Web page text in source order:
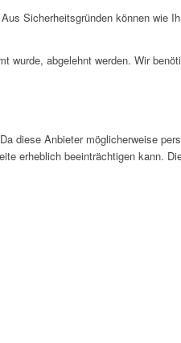
Sicherheitsgründen können wie
abgelehnt werden. Wir
diese Anbieter möglicherweise
erheblich beeinträchtigen kann.